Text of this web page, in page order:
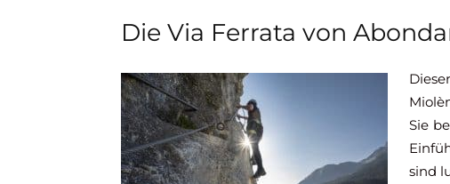
Die Via Ferrata von
Sie
sind